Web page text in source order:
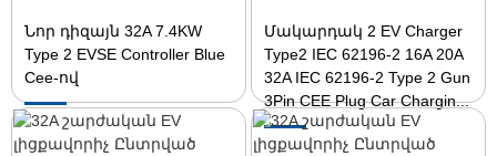
Նոր դիզայն 32A 7.4KW
Type 2 EVSE Controller Blue
Cee-ով
Մակարդակ 2 EV Charger
Type2 IEC 62196-2 16A 20A
32A IEC 62196-2 Type 2 Gun
3Pin CEE Plug Car Chargin...